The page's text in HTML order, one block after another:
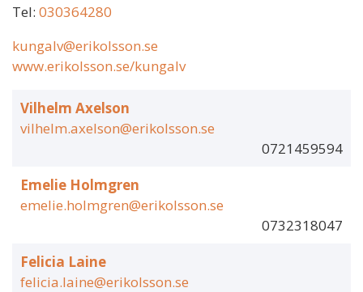
Tel: 030364280
kungalv@erikolsson.se
www.erikolsson.se/kungalv
Vilhelm Axelson
vilhelm.axelson@erikolsson.se
0721459594
Emelie Holmgren
emelie.holmgren@erikolsson.se
0732318047
Felicia Laine
felicia.laine@erikolsson.se